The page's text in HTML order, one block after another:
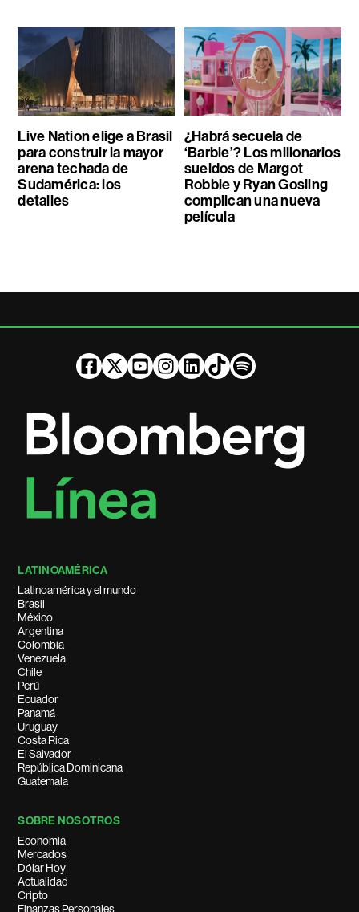
Live Nation elige a Brasil
para construir la mayor
arena techada de
Sudamérica: los
detalles
¿Habrá secuela de
‘Barbie’? Los millonarios
sueldos de Margot
Robbie y Ryan Gosling
complican una nueva
película
LATINOAMÉRICA
Latinoamérica y el mundo
Brasil
México
Argentina
Colombia
Venezuela
Chile
Perú
Ecuador
Panamá
Uruguay
Costa Rica
El Salvador
República Dominicana
Guatemala
SOBRE NOSOTROS
Economía
Mercados
Dólar Hoy
Actualidad
Cripto
Finanzas Personales